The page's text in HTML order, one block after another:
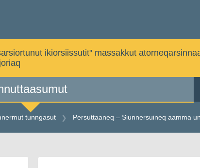
ikiorsiissutit" massakkut
tunngasut Persuttaaneq – Siunnersuineq aamma